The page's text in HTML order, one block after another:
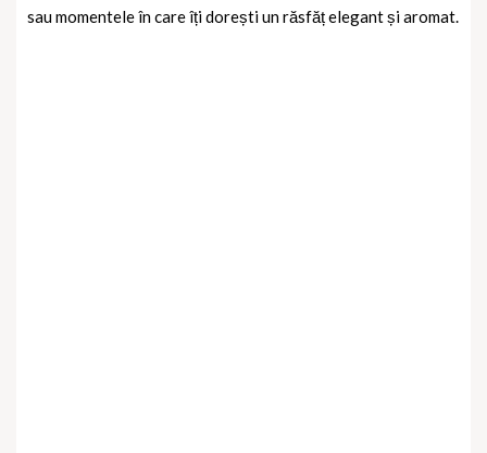
sau momentele în care îți dorești un răsfăț elegant și aromat.